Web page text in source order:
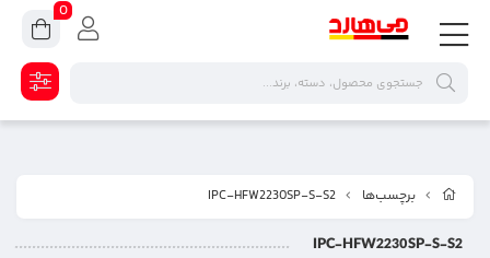
برچسب‌ها IPC-HFW2230SP-S-S2
IPC-HFW2230SP-S-S2
0